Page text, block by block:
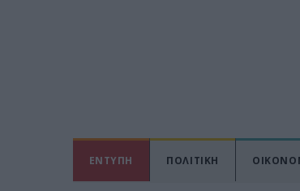
ΕΝΤΥΠΗ ΠΟΛΙΤΙΚΗ